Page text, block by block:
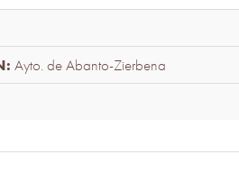
Ayto. de Abanto-Zierbena